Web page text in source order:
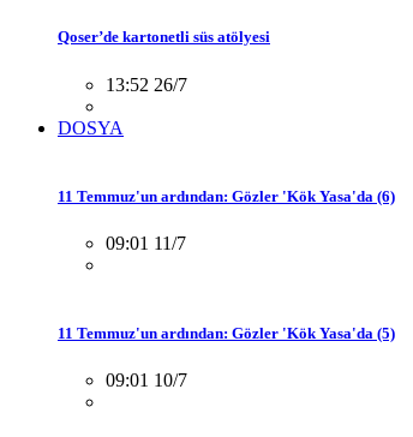
Qoser’de kartonetli süs atölyesi
13:52 26/7
DOSYA
11 Temmuz'un ardından: Gözler 'Kök Yasa'da (6)
09:01 11/7
11 Temmuz'un ardından: Gözler 'Kök Yasa'da (5)
09:01 10/7